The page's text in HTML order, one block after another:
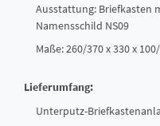
Ausstattung: Briefkasten
Namensschild NS09
Maße: 260/370 x 330 x
Lieferumfang:
Unterputz-